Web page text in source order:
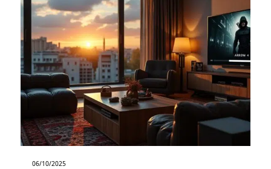
06/10/2025